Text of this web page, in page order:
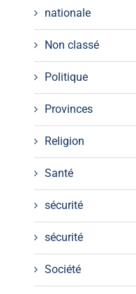
nationale
Non classé
Politique
Provinces
Religion
Santé
sécurité
sécurité
Société